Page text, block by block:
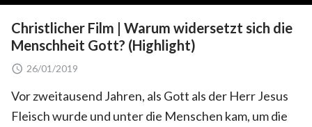
Christlicher Film | Warum widersetzt sich die
Menschheit Gott? (Highlight)
26/01/2019
Vor zweitausend Jahren, als Gott als der Herr Jesus
Fleisch wurde und unter die Menschen kam, um die